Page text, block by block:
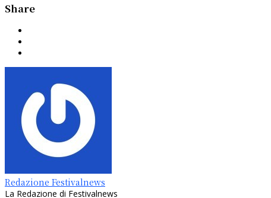
Share
Redazione Festivalnews
La Redazione di Festivalnews